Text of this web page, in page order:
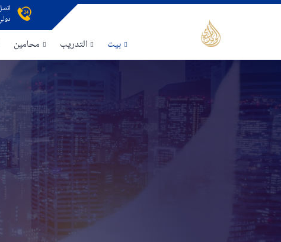
بيت التدريب محامين